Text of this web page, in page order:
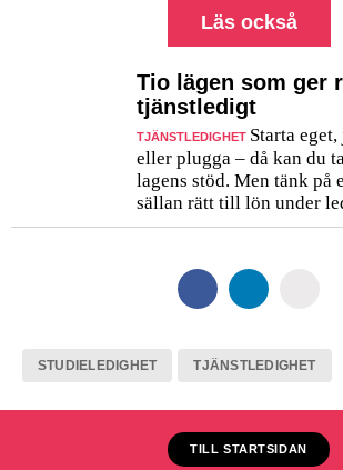
Läs också
Tio lägen som ger
tjänstledigt
TJÄNSTLEDIGHET Starta
eller plugga – då kan du
lagens stöd. Men tänk på
sällan rätt till lön under
STUDIELEDIGHET TJÄNSTLEDIGHET
TILL STARTSIDAN